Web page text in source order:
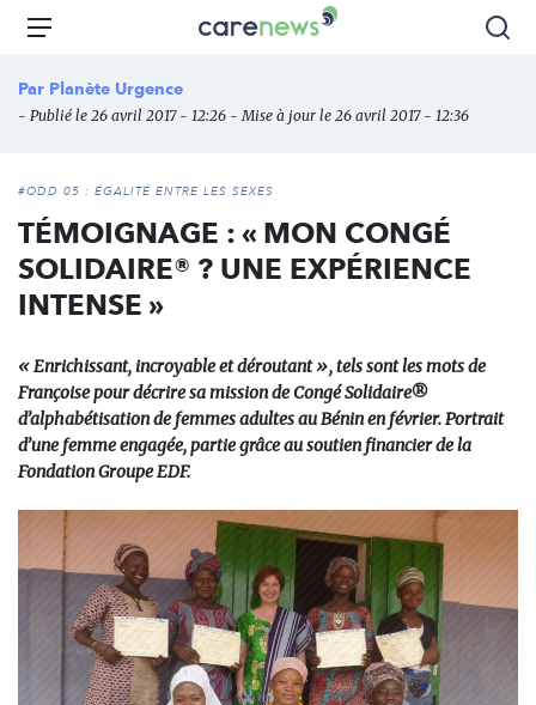
Aller
principal
Carenews,
des
l'engagement
Menu
Par Planète Urgence
- Publié le 26 avril 2017 - 12:26 - Mise à jour le 26 avril 2017 - 12:36
#ODD 05 : ÉGALITÉ ENTRE LES SEXES
TÉMOIGNAGE : « MON CONGÉ
SOLIDAIRE® ? UNE EXPÉRIENCE
INTENSE »
« Enrichissant, incroyable et déroutant », tels sont les mots de
Françoise pour décrire sa mission de Congé Solidaire®
d’alphabétisation de femmes adultes au Bénin en février. Portrait
d’une femme engagée, partie grâce au soutien financier de la
Fondation Groupe EDF.